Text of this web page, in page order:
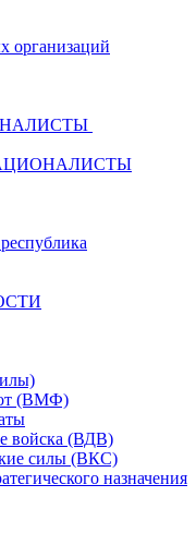
организаций
(ВМФ)
войска (ВДВ)
силы (ВКС)
назначения